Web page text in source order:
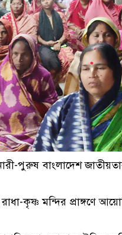
পুরুষ বাংলাদেশ
কৃষ্ণ মন্দির প্রাঙ্গণে